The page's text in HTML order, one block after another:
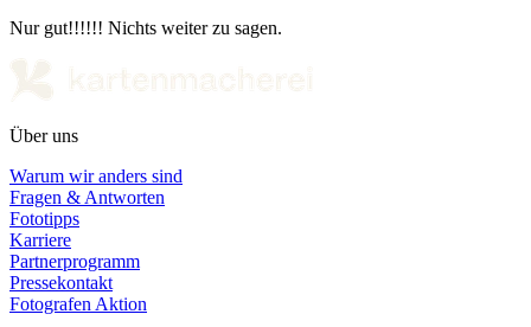
Nur gut!!!!!! Nichts weiter zu sagen.
Über uns
Warum wir anders sind
Fragen & Antworten
Fototipps
Karriere
Partnerprogramm
Pressekontakt
Fotografen Aktion